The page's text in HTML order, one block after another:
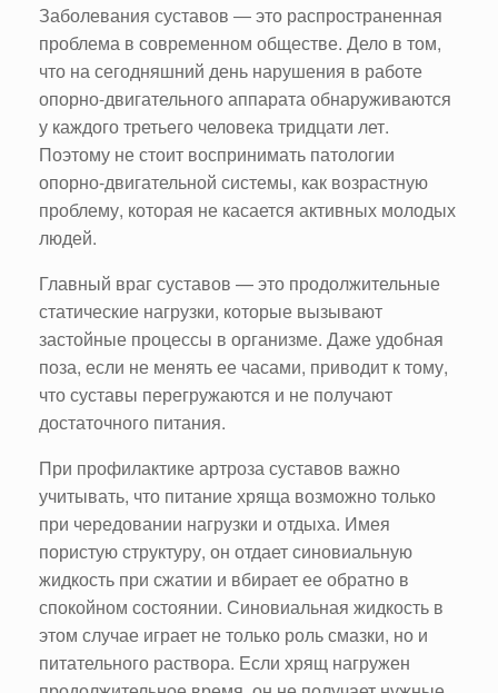
Заболевания суставов ― это распространенная
проблема в современном обществе. Дело в том,
что на сегодняшний день нарушения в работе
опорно-двигательного аппарата обнаруживаются
у каждого третьего человека тридцати лет.
Поэтому не стоит воспринимать патологии
опорно-двигательной системы, как возрастную
проблему, которая не касается активных молодых
людей.
Главный враг суставов — это продолжительные
статические нагрузки, которые вызывают
застойные процессы в организме. Даже удобная
поза, если не менять ее часами, приводит к тому,
что суставы перегружаются и не получают
достаточного питания.
При профилактике артроза суставов важно
учитывать, что питание хряща возможно только
при чередовании нагрузки и отдыха. Имея
пористую структуру, он отдает синовиальную
жидкость при сжатии и вбирает ее обратно в
спокойном состоянии. Синовиальная жидкость в
этом случае играет не только роль смазки, но и
питательного раствора. Если хрящ нагружен